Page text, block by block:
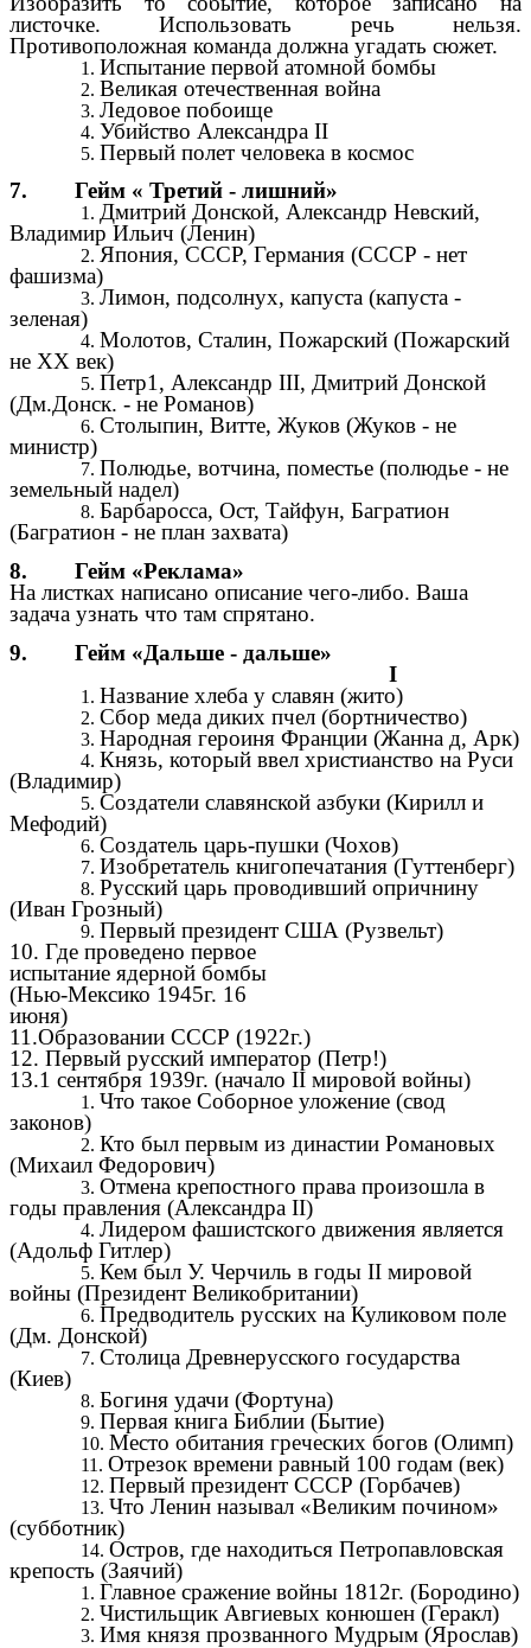
листочке. Использовать речь нельзя.
Противоположная команда должна угадать сюжет.
Испытание первой атомной бомбы
Великая отечественная война
Ледовое побоище
Убийство Александра II
Первый полет человека в космос
7. Гейм « Третий - лишний»
Дмитрий Донской, Александр Невский,
Владимир Ильич (Ленин)
Япония, СССР, Германия (СССР - нет
фашизма)
Лимон, подсолнух, капуста (капуста -
зеленая)
Молотов, Сталин, Пожарский (Пожарский
не XX век)
Петр1, Александр III, Дмитрий Донской
(Дм.Донск. - не Романов)
Столыпин, Витте, Жуков (Жуков - не
министр)
Полюдье, вотчина, поместье (полюдье - не
земельный надел)
Барбаросса, Ост, Тайфун, Багратион
(Багратион - не план захвата)
8. Гейм «Реклама»
На листках написано описание чего-либо. Ваша
задача узнать что там спрятано.
9. Гейм «Дальше - дальше»
I
Название хлеба у славян (жито)
Сбор меда диких пчел (бортничество)
Народная героиня Франции (Жанна д, Арк)
Князь, который ввел христианство на Руси
(Владимир)
Создатели славянской азбуки (Кирилл и
Мефодий)
Создатель царь-пушки (Чохов)
Изобретатель книгопечатания (Гуттенберг)
Русский царь проводивший опричнину
(Иван Грозный)
Первый президент США (Рузвельт)
10. Где проведено первое
испытание ядерной бомбы
(Нью-Мексико 1945г. 16
июня)
11.Образовании СССР (1922г.)
12. Первый русский император (Петр!)
13.1 сентября 1939г. (начало II мировой войны)
Что такое Соборное уложение (свод
законов)
Кто был первым из династии Романовых
(Михаил Федорович)
Отмена крепостного права произошла в
годы правления (Александра II)
Лидером фашистского движения является
(Адольф Гитлер)
Кем был У. Черчиль в годы II мировой
войны (Президент Великобритании)
Предводитель русских на Куликовом поле
(Дм. Донской)
Столица Древнерусского государства
(Киев)
Богиня удачи (Фортуна)
Первая книга Библии (Бытие)
Место обитания греческих богов (Олимп)
Отрезок времени равный 100 годам (век)
Первый президент СССР (Горбачев)
Что Ленин называл «Великим почином»
(субботник)
Остров, где находиться Петропавловская
крепость (Заячий)
Главное сражение войны 1812г. (Бородино)
Чистильщик Авгиевых конюшен (Геракл)
Имя князя прозванного Мудрым (Ярослав)